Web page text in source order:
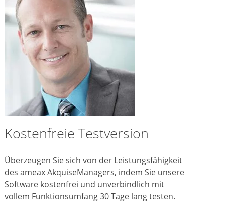
Kostenfreie Testversion
Überzeugen Sie sich von der Leistungsfähigkeit
des ameax AkquiseManagers, indem Sie unsere
Software kostenfrei und unverbindlich mit
vollem Funktionsumfang 30 Tage lang testen.